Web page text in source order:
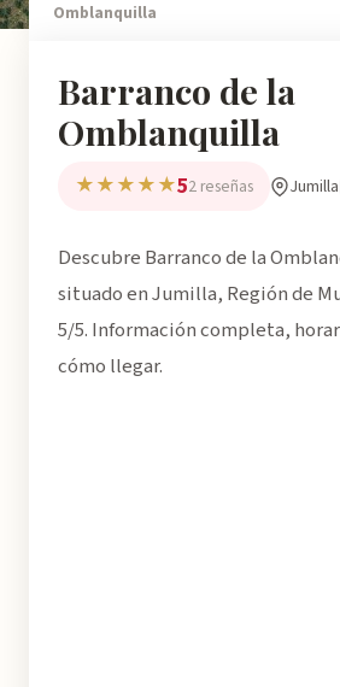
Omblanquilla
Barranco de la
Omblanquilla
★★★★★52 reseñas Jumilla
Descubre Barranco de la
situado en Jumilla, Región de
5/5. Información completa,
cómo llegar.